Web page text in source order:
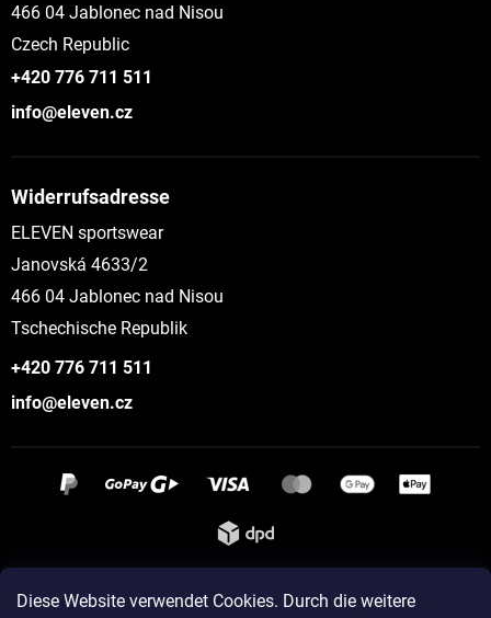
Diese Website verwendet Cookies. Durch die weitere
466 04 Jablonec nad Nisou
Czech Republic
+420 776 711 511
info@eleven.cz
Widerrufsadresse
ELEVEN sportswear
Janovská 4633/2
466 04 Jablonec nad Nisou
Tschechische Republik
+420 776 711 511
info@eleven.cz
Instagram